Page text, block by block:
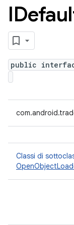
public
Classi di